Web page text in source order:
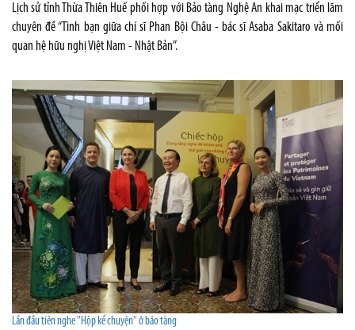
Lịch sử tỉnh Thừa Thiên Huế phối hợp với Bảo tàng Nghệ An khai mạc triển lãm
chuyên đề “Tình bạn giữa chí sĩ Phan Bội Châu - bác sĩ Asaba Sakitaro và mối
quan hệ hữu nghị Việt Nam - Nhật Bản”.
Lần đầu tiên nghe "Hộp kể chuyện" ở bảo tàng